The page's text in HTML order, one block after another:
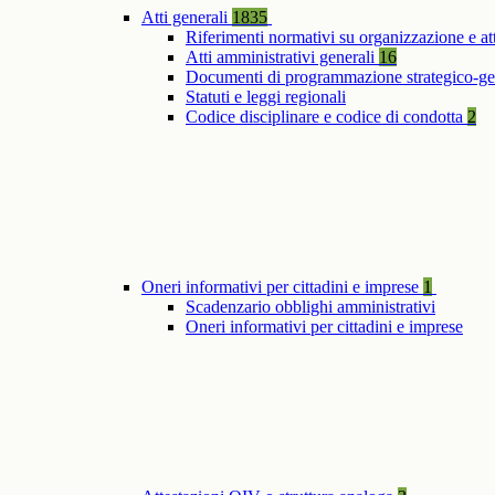
Atti generali 1835
Riferimenti normativi su organizzazione e
Atti amministrativi generali 16
Documenti di programmazione strategico-
Statuti e leggi regionali
Codice disciplinare e codice di condotta 2
Oneri informativi per cittadini e imprese 1
Scadenzario obblighi amministrativi
Oneri informativi per cittadini e imprese